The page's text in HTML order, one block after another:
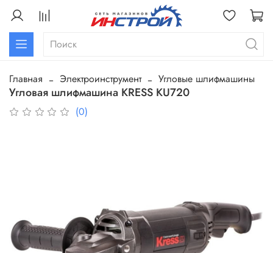
Главная Электроинструмент Угловые шлифмашины
Угловая шлифмашина KRESS KU720
(0)